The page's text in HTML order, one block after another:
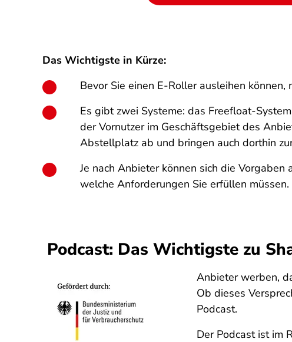
Das Wichtigste in Kürze:
Bevor Sie einen E-Roller ausleihen
Es gibt zwei Systeme: das Freefloat-
der Vornutzer im Geschäftsgebiet des
Abstellplatz ab und bringen auch dorthin
Je nach Anbieter können sich die
welche Anforderungen Sie erfüllen müssen.
Podcast: Das Wichtigste zu
Anbieter werben,
Ob dieses
Podcast.
Der Podcast ist im